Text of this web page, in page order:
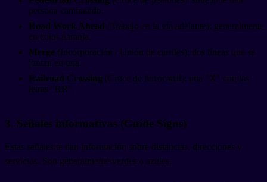
persona caminando.
Road Work Ahead (Trabajo en la vía adelante): generalmente
en color naranja.
Merge (Incorporación / Unión de carriles): dos líneas que se
juntan en una.
Railroad Crossing (Cruce de ferrocarril): una "X" con las
letras "RR".
3. Señales informativas (Guide Signs)
Estas señales te dan información sobre distancias, direcciones y
servicios. Son generalmente verdes o azules: